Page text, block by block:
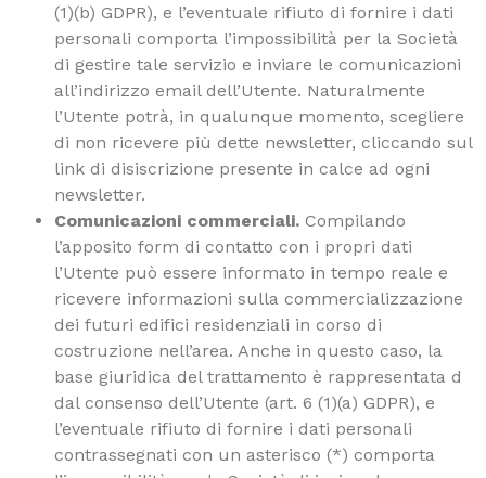
(1)(b) GDPR), e l’eventuale rifiuto di fornire i dati
personali comporta l’impossibilità per la Società
di gestire tale servizio e inviare le comunicazioni
all’indirizzo email dell’Utente. Naturalmente
l’Utente potrà, in qualunque momento, scegliere
di non ricevere più dette newsletter, cliccando sul
link di disiscrizione presente in calce ad ogni
newsletter.
Comunicazioni commerciali. Compilando
l’apposito form di contatto con i propri dati
l’Utente può essere informato in tempo reale e
ricevere informazioni sulla commercializzazione
dei futuri edifici residenziali in corso di
costruzione nell’area. Anche in questo caso, la
base giuridica del trattamento è rappresentata d
dal consenso dell’Utente (art. 6 (1)(a) GDPR), e
l’eventuale rifiuto di fornire i dati personali
contrassegnati con un asterisco (*) comporta